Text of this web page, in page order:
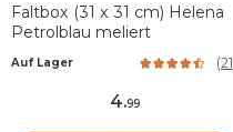
Faltbox (31 x 31 cm) Helena
Petrolblau meliert
Auf Lager (21
4.99